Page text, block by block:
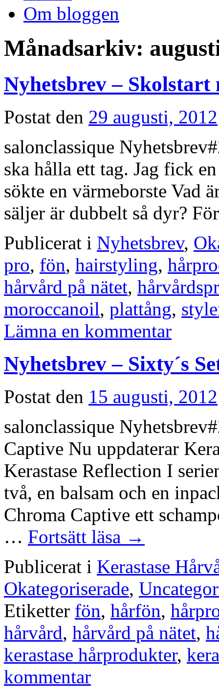
Om bloggen
Månadsarkiv:
Nyhetsbrev –
Postat den 29 augusti, 2012
salonclassique
ska hålla ett tag. Jag fick
sökte en värmeborste Vad
säljer är dubbelt så dyr?
Publicerat i Nyhetsbrev,
pro, fön, hairstyling,
hårvård på nätet,
moroccanoil, plattång,
Lämna en kommentar
Nyhetsbrev – Sixty´s
Postat den 15 augusti, 2012
salonclassique
Captive Nu uppdaterar
Kerastase Reflection I
två, en balsam och en
Chroma Captive ett
… Fortsätt läsa →
Publicerat i Kerastase
Okategoriserade,
Etiketter fön, hårfön,
hårvård, hårvård på nätet,
kerastase hårprodukter,
kommentar